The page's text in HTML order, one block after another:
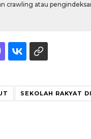
crawling atau
SEKOLAH RAKYAT